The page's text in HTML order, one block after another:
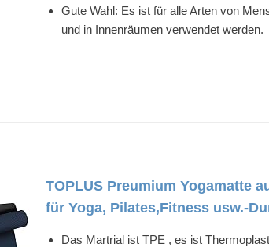
Gute Wahl: Es ist für alle Arten von
und in Innenräumen verwendet werden.
TOPLUS Preumium Yogamatte
für Yoga, Pilates,Fitness usw.-
Das Martrial ist TPE , es ist